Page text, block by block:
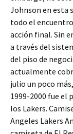
Johnson en esta
todo el
acción final. Sin
a través del
del piso de
actualmente
julio un poco
1999-2000 fue el
los Lakers.
Angeles Lakers